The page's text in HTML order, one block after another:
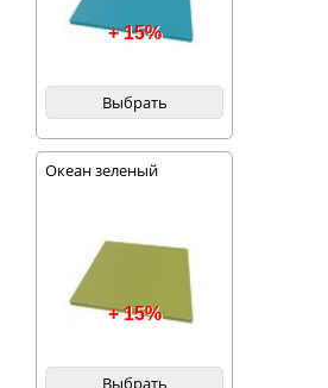
+ 15%
Выбрать
Океан зеленый
+ 15%
Выбрать